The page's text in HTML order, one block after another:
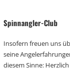
Spinnangler-Club
Insofern freuen uns
seine
diesem Sinne: